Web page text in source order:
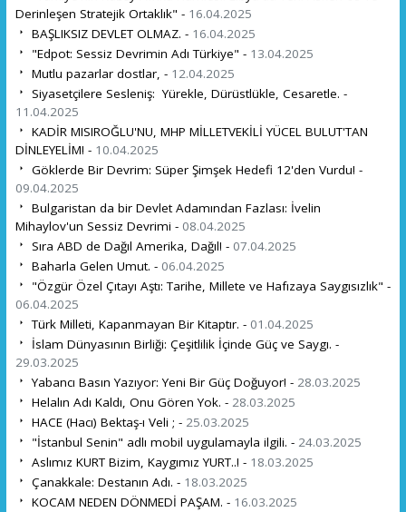
Derinleşen Stratejik Ortaklık" - 16.04.2025
BAŞLIKSIZ DEVLET OLMAZ. - 16.04.2025
"Edpot: Sessiz Devrimin Adı Türkiye" - 13.04.2025
Mutlu pazarlar dostlar, - 12.04.2025
Siyasetçilere Sesleniş: Yürekle, Dürüstlükle, Cesaretle. -
11.04.2025
KADİR MISIROĞLU'NU, MHP MİLLETVEKİLİ YÜCEL BULUT'TAN
DİNLEYELİM! - 10.04.2025
Göklerde Bir Devrim: Süper Şimşek Hedefi 12'den Vurdu! -
09.04.2025
Bulgaristan da bir Devlet Adamından Fazlası: İvelin
Mihaylov'un Sessiz Devrimi - 08.04.2025
Sıra ABD de Dağıl Amerika, Dağıl! - 07.04.2025
Baharla Gelen Umut. - 06.04.2025
"Özgür Özel Çıtayı Aştı: Tarihe, Millete ve Hafızaya Saygısızlık" -
06.04.2025
Türk Milleti, Kapanmayan Bir Kitaptır. - 01.04.2025
İslam Dünyasının Birliği: Çeşitlilik İçinde Güç ve Saygı. -
29.03.2025
Yabancı Basın Yazıyor: Yeni Bir Güç Doğuyor! - 28.03.2025
Helalın Adı Kaldı, Onu Gören Yok. - 28.03.2025
HACE (Hacı) Bektaş-ı Veli ; - 25.03.2025
"İstanbul Senin" adlı mobil uygulamayla ilgili. - 24.03.2025
Aslımız KURT Bizim, Kaygımız YURT..! - 18.03.2025
Çanakkale: Destanın Adı. - 18.03.2025
KOCAM NEDEN DÖNMEDİ PAŞAM. - 16.03.2025